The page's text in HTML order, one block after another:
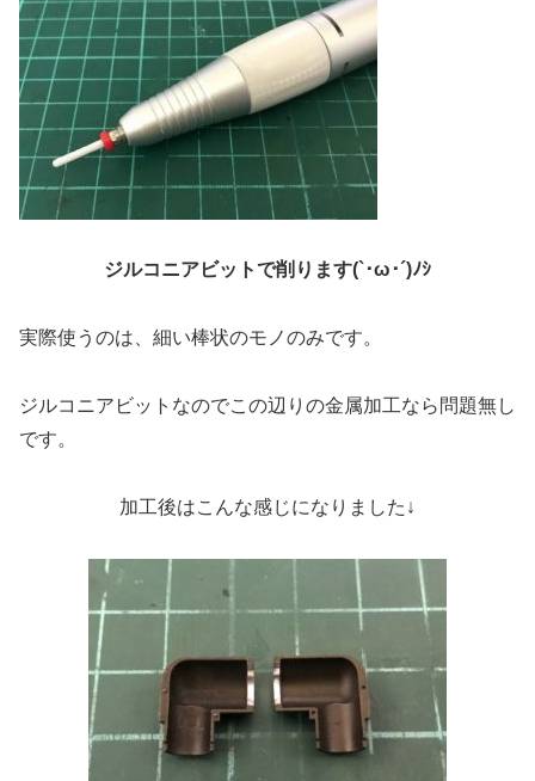
ジルコニアビットで削ります(`･ω･´)ﾉｼ
実際使うのは、細い棒状のモノのみです。
ジルコニアビットなのでこの辺りの金属加工なら問題無し
です。
加工後はこんな感じになりました↓